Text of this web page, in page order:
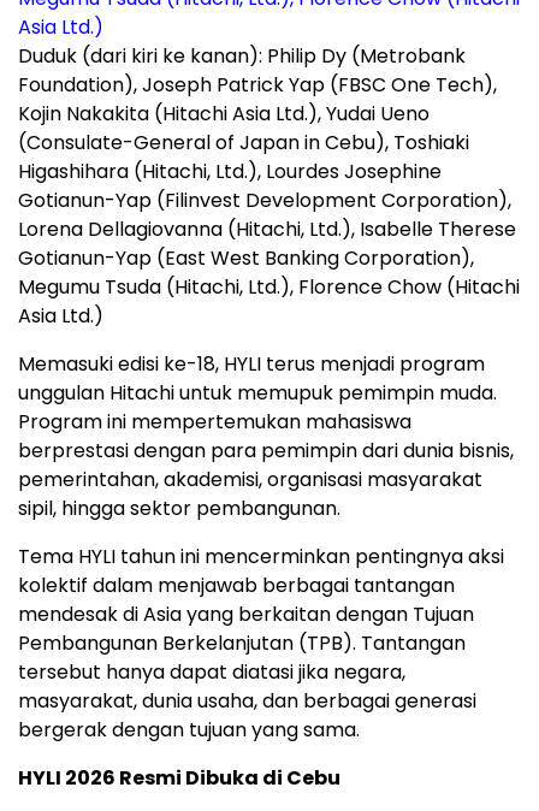
Duduk (dari kiri ke kanan): Philip Dy (Metrobank
Foundation), Joseph Patrick Yap (FBSC One Tech),
Kojin Nakakita (Hitachi Asia Ltd.), Yudai Ueno
(Consulate-General of Japan in Cebu), Toshiaki
Higashihara (Hitachi, Ltd.), Lourdes Josephine
Gotianun-Yap (Filinvest Development Corporation),
Lorena Dellagiovanna (Hitachi, Ltd.), Isabelle Therese
Gotianun-Yap (East West Banking Corporation),
Megumu Tsuda (Hitachi, Ltd.), Florence Chow (Hitachi
Asia Ltd.)
Memasuki edisi ke-18, HYLI terus menjadi program
unggulan Hitachi untuk memupuk pemimpin muda.
Program ini mempertemukan mahasiswa
berprestasi dengan para pemimpin dari dunia bisnis,
pemerintahan, akademisi, organisasi masyarakat
sipil, hingga sektor pembangunan.
Tema HYLI tahun ini mencerminkan pentingnya aksi
kolektif dalam menjawab berbagai tantangan
mendesak di Asia yang berkaitan dengan Tujuan
Pembangunan Berkelanjutan (TPB). Tantangan
tersebut hanya dapat diatasi jika negara,
masyarakat, dunia usaha, dan berbagai generasi
bergerak dengan tujuan yang sama.
HYLI 2026 Resmi Dibuka di Cebu